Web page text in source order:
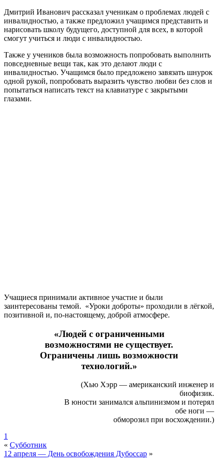
Дмитрий Иванович рассказал ученикам о проблемах людей с
инвалидностью, а также предложил учащимся представить и
нарисовать школу будущего, доступной для всех, в которой
смогут учиться и люди с инвалидностью.
Также у учеников была возможность попробовать выполнить
повседневные вещи так, как это делают люди с
инвалидностью. Учащимся было предложено завязать шнурок
одной рукой, попробовать выразить чувство любви без слов и
попытаться написать текст на клавиатуре с закрытыми
глазами.
Учащиеся принимали активное участие и были
заинтересованы темой. «Уроки доброты» проходили в лёгкой,
позитивной и, по-настоящему, доброй атмосфере.
«Людей с ограниченными
возможностями не существует.
Ограничены лишь возможности
технологий.»
(Хью Хэрр — американский инженер и
биофизик.
В юности занимался альпинизмом и потерял
обе ноги —
обморозил при восхождении.)
1
« Субботник
12 апреля — День освобождения Дубоссар »